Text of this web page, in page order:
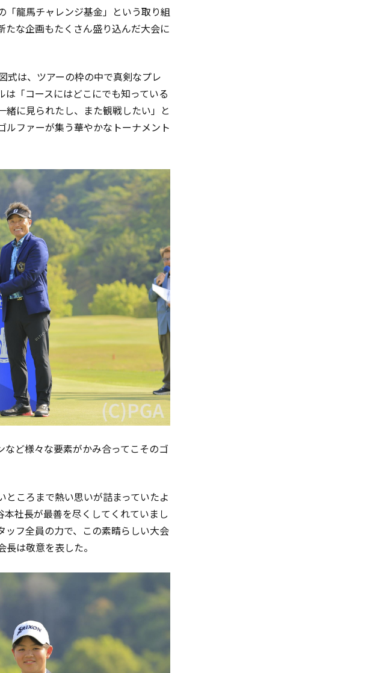
龍馬チャレンジ基金」という取り組
な企画もたくさん盛り込んだ大会に
式は、ツアーの枠の中で真剣なプレ
「コースにはどこにでも知っている
に見られたし、また観戦したい」と
ファーが集う華やかなトーナメント
ど様々な要素がかみ合ってこそのゴ
ところまで熱い思いが詰まっていたよ
社長が最善を尽くしてくれていまし
フ全員の力で、この素晴らしい大会
は敬意を表した。